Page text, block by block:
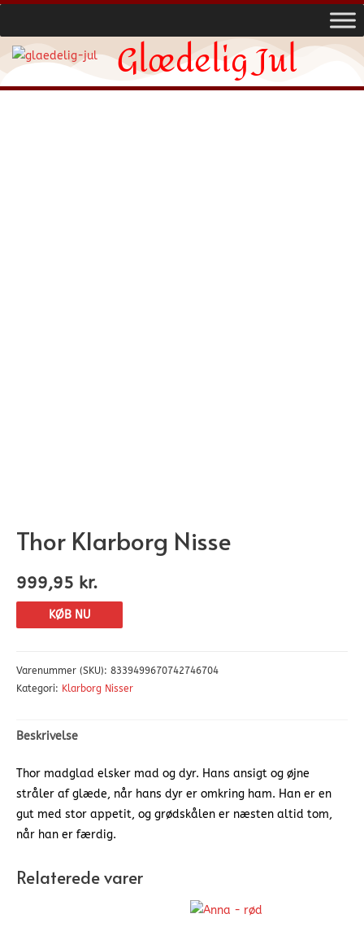
Glædelig Jul
Thor Klarborg Nisse
999,95 kr.
KØB NU
Varenummer (SKU): 8339499670742746704
Kategori: Klarborg Nisser
Beskrivelse
Thor madglad elsker mad og dyr. Hans ansigt og øjne
stråler af glæde, når hans dyr er omkring ham. Han er en
gut med stor appetit, og grødskålen er næsten altid tom,
når han er færdig.
Relaterede varer